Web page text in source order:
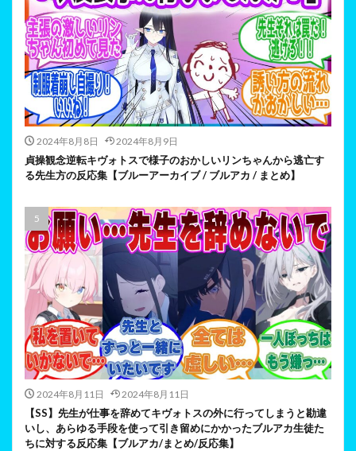
2024年8月8日 2024年8月9日
貞操観念逆転キヴォトスで様子のおかしいリンちゃんから逃亡す
る先生方の反応集【ブルーアーカイブ / ブルアカ / まとめ】
2024年8月11日 2024年8月11日
【SS】先生が仕事を辞めてキヴォトスの外に行ってしまうと勘違
いし、あらゆる手段を使って引き留めにかかったブルアカ生徒た
ちに対する反応集【ブルアカ/まとめ/反応集】